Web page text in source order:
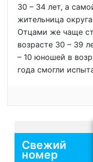
30 – 34 лет, а
жительница
Отцами же чаще
возрасте 30 – 39
– 10 юношей в
года смогли
Свежий
номер